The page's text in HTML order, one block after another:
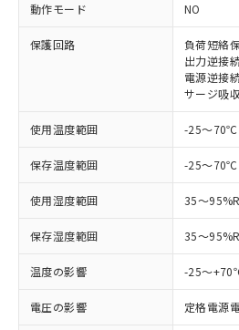
動作モード NO
保護回路
負荷短絡
出力逆接
電源逆接
サージ吸収
使用温度範囲 -25～70℃
保存温度範囲 -25～70℃
使用湿度範囲 35～
保存湿度範囲 35～
温度の影響 -25～
電圧の影響 定格電源
ご利用条件
以下の条件をお読みいただ
ご利用ください。
本サービスは、当社
商品の当社在庫状況
(税抜)を提供させてい
当社制御機器事業取
本サービスの対象外
ことをご了承くださ
対応済み：EU RoHS指
非含有に対応した製品が提
対応予定：EU RoHS指令
有に対応した製品に切り替
商品です。
対応予定なし：EU RoHS
非含有に非対応の商品で、
定はありません。
調査・確認中：EU RoHS
非含有の対応状況を調査
商品です。
非該当品：ライセンス料
害物質有無と関係のない商
いたものが、含有品と判明
※1 中国RoHS○×表
「○」：最大均質材料含
基準値以下であることを示
「×」：最大均質材料含
基準値を超えていることを